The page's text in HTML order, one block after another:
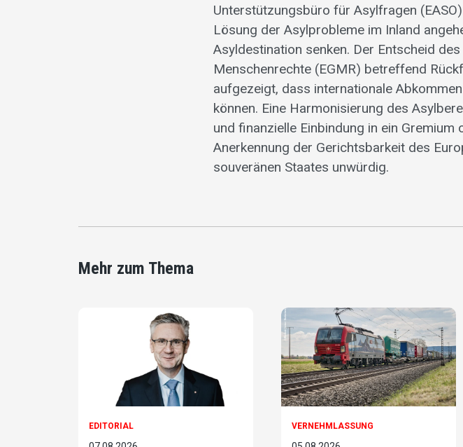
Unterstützungsbüro für Asylfragen
Lösung der Asylprobleme im Inland
Asyldestination senken. Der Entscheid
Menschenrechte (EGMR) betreffend
aufgezeigt, dass internationale
können. Eine Harmonisierung des
und finanzielle Einbindung in ein
Anerkennung der Gerichtsbarkeit des
souveränen Staates unwürdig.
Mehr zum Thema
EDITORIAL VERNEHMLASSUNG